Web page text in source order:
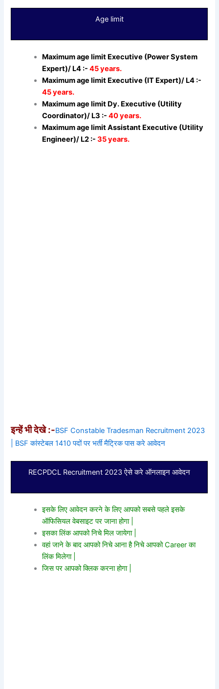
Age limit
Maximum age limit Executive (Power System
Expert)/ L4 :-45 years.
Maximum age limit Executive (IT Expert)/ L4 :-
45 years.
Maximum age limit Dy. Executive (Utility
Coordinator)/ L3 :-40 years.
Maximum age limit Assistant Executive (Utility
Engineer)/ L2 :-35 years.
इन्हें भी देखे :-BSF Constable Tradesman Recruitment 2023
| BSF कांस्टेबल 1410 पदों पर भर्ती मैट्रिक पास करे आवेदन
RECPDCL Recruitment 2023 ऐसे करे ऑनलाइन आवेदन
इसके लिए आवेदन करने के लिए आपको सबसे पहले इसके
ऑफिसियल वेबसाइट पर जाना होगा |
इसका लिंक आपको निचे मिल जायेगा |
वहां जाने के बाद आपको निचे आना है निचे आपको Career का
लिंक मिलेगा |
जिस पर आपको क्लिक करना होगा |